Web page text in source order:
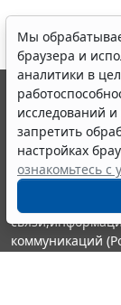
Мы
браузера и
аналитики в
исследований
запретить
настройках
ознакомьтесь с
© ООО "НПП
выпускается с
являются
информации
Портал
издания
коммуникаций